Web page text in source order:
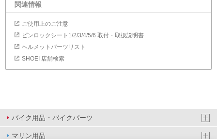
関連情報
ご使用上のご注意
ピンロックシート1/2/3/4/5/6 取付・取扱説明書
ヘルメットパーツリスト
SHOEI 店舗検索
バイク用品・バイクパーツ
マリン用品